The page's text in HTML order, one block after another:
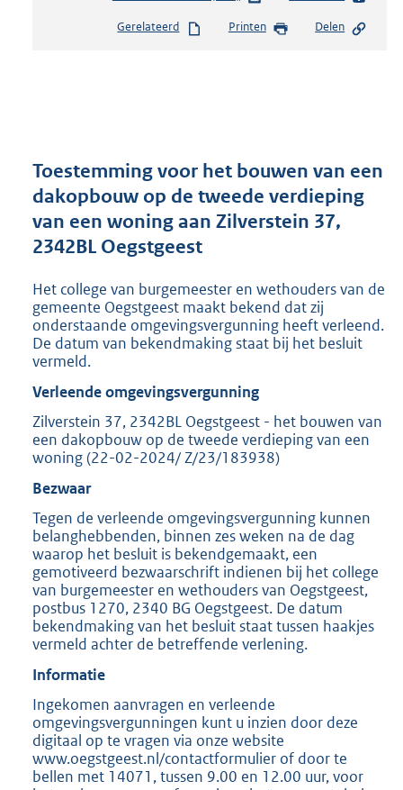
s
r
o
t
3
0
7
Gerelateerd Printen Delen
Toestemming voor het bouwen van een
dakopbouw op de tweede verdieping
van een woning aan Zilverstein 37,
2342BL Oegstgeest
Het college van burgemeester en wethouders van de
gemeente Oegstgeest maakt bekend dat zij
onderstaande omgevingsvergunning heeft verleend.
De datum van bekendmaking staat bij het besluit
vermeld.
Verleende omgevingsvergunning
Zilverstein 37, 2342BL Oegstgeest - het bouwen van
een dakopbouw op de tweede verdieping van een
woning (22-02-2024/ Z/23/183938)
Bezwaar
Tegen de verleende omgevingsvergunning kunnen
belanghebbenden, binnen zes weken na de dag
waarop het besluit is bekendgemaakt, een
gemotiveerd bezwaarschrift indienen bij het college
van burgemeester en wethouders van Oegstgeest,
postbus 1270, 2340 BG Oegstgeest. De datum
bekendmaking van het besluit staat tussen haakjes
vermeld achter de betreffende verlening.
Informatie
Ingekomen aanvragen en verleende
omgevingsvergunningen kunt u inzien door deze
digitaal op te vragen via onze website
www.oegstgeest.nl/contactformulier of door te
bellen met 14071, tussen 9.00 en 12.00 uur, voor